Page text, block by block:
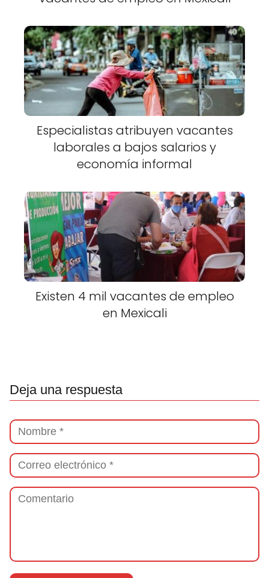
Especialistas atribuyen vacantes
laborales a bajos salarios y
economía informal
Existen 4 mil vacantes de empleo
en Mexicali
Deja una respuesta